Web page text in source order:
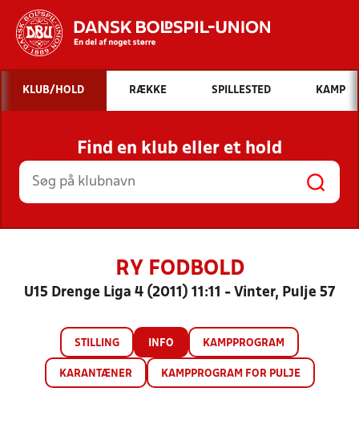
Hvad vil du søge efter?
INDHOLD OG NYHEDER
STILLINGER, RESULTATER, KLUBBER OG
HOLD
KLUB/HOLD RÆKKE SPILLESTED KAMP
Find en klub eller et hold
RY FODBOLD
U15 Drenge Liga 4 (2011) 11:11 - Vinter, Pulje 57
STILLING INFO KAMPPROGRAM
KARANTÆNER KAMPPROGRAM FOR PULJE